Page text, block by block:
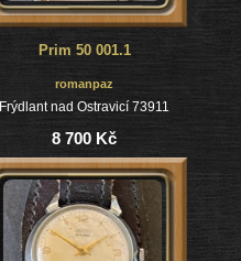
Prim 50 001.1
romanpaz
Frýdlant nad Ostravicí 73911
8 700 Kč